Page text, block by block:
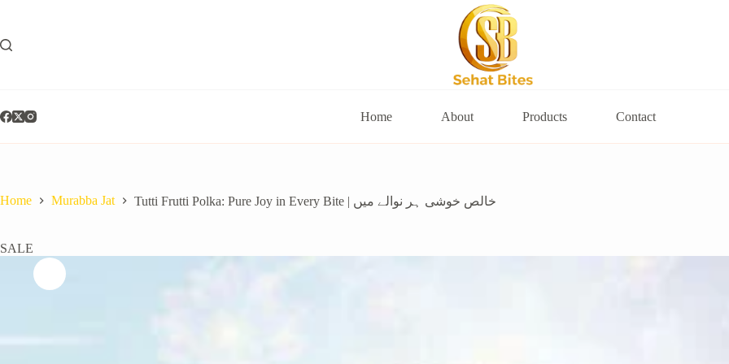
Home About Products Contact
Home Murabba Jat Tutti Frutti Polka: Pure Joy in Every Bite | خالص خوشی ہر نوالے میں
SALE